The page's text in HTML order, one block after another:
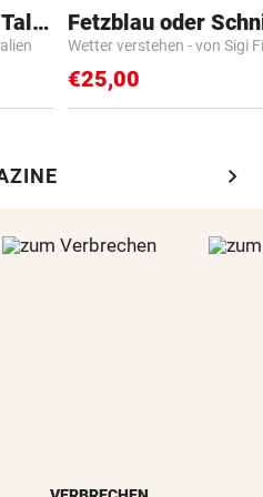
DKT - Klimaneutrales Talent Fetzblau oder
Wetter verstehen - von Sigi
€25,00
chevron_right